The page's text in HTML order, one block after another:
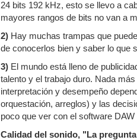
24 bits 192 kHz, esto se llevo a
mayores rangos de bits no van a
2) Hay muchas trampas que
de conocerlos bien y saber lo que
3) El mundo está lleno de
talento y el trabajo duro. Nada
interpretación y desempeño
orquestación, arreglos) y las
poco que ver con el software
Calidad del sonido, "La